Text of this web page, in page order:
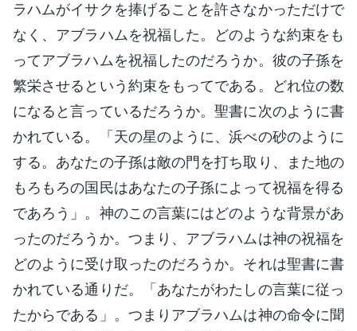
ラハムがイサクを捧げることを許さなかっただけで
なく、アブラハムを祝福した。どのような約束をも
ってアブラハムを祝福したのだろうか。彼の子孫を
繁栄させるという約束をもってである。どれ位の数
になると言っているだろうか。聖書に次のように書
かれている。「天の星のように、浜べの砂のように
する。あなたの子孫は敵の門を打ち取り、また地の
もろもろの国民はあなたの子孫によって祝福を得る
であろう」。神のこの言葉にはどのような背景があ
ったのだろうか。つまり、アブラハムは神の祝福を
どのように受け取ったのだろうか。それは聖書に書
かれている通りだ。「あなたがわたしの言葉に従っ
たからである」。つまりアブラハムは神の命令に聞